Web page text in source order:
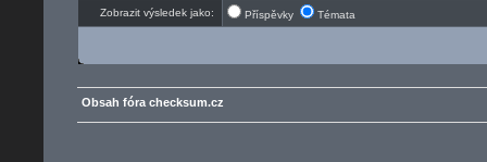
Zobrazit výsledek jako: Příspěvky Témata
Obsah fóra checksum.cz